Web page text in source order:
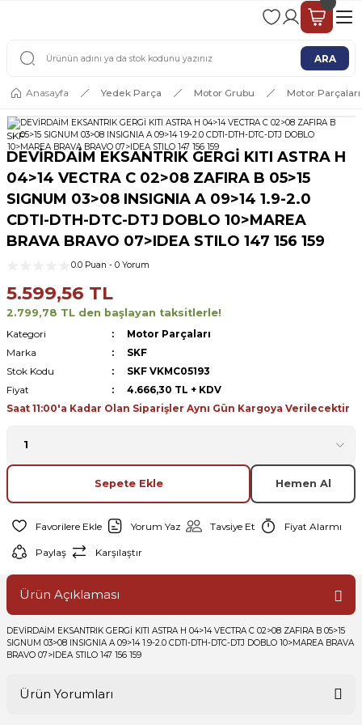
2 - 4 İŞ GÜNÜ İÇERİSİNDE KARGO
ARA
Anasayfa Yedek Parça Motor Grubu Motor Parçaları
SKF
DEVİRDAİM EKSANTRIK GERGİ KITI ASTRA H
04>14 VECTRA C 02>08 ZAFIRA B 05>15
SIGNUM 03>08 INSIGNIA A 09>14 1.9-2.0
CDTI-DTH-DTC-DTJ DOBLO 10>MAREA
BRAVA BRAVO 07>IDEA STILO 147 156 159
0.0 Puan - 0 Yorum
5.599,56 TL
2.799,78 TL den başlayan taksitlerle!
Kategori
Motor Parçaları
Marka
SKF
Stok Kodu
SKF VKMC05193
Fiyat
4.666,30 TL + KDV
Saat 11:00'a Kadar Olan Siparişler Aynı Gün Kargoya Verilecektir
Sepete Ekle Hemen Al
Yorum Yaz Tavsiye Et Fiyat Alarmı
Paylaş Karşılaştır
Ürün Açıklaması
DEVİRDAİM EKSANTRIK GERGİ KITI ASTRA H 04>14 VECTRA C 02>08 ZAFIRA B 05>15
SIGNUM 03>08 INSIGNIA A 09>14 1.9-2.0 CDTI-DTH-DTC-DTJ DOBLO 10>MAREA BRAVA
BRAVO 07>IDEA STILO 147 156 159
Ürün Yorumları